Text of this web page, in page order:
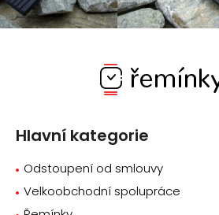
Hlavní kategorie
Odstoupení od smlouvy
Velkoobchodní spolupráce